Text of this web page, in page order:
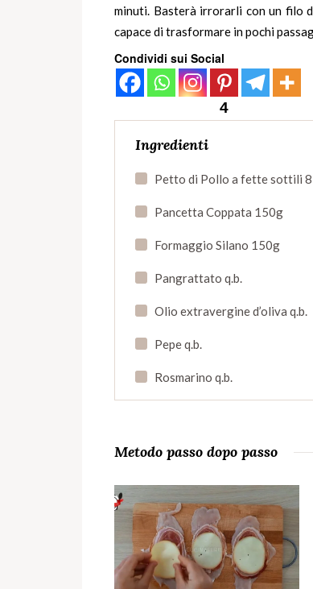
minuti. Basterà irrorarli con un filo
capace di trasformare in pochi
Condividi sui Social
4
Ingredienti
Petto di Pollo a fette sottili 8
Pancetta Coppata 150g
Formaggio Silano 150g
Pangrattato q.b.
Olio extravergine d’oliva q.b.
Pepe q.b.
Rosmarino q.b.
Metodo passo dopo passo